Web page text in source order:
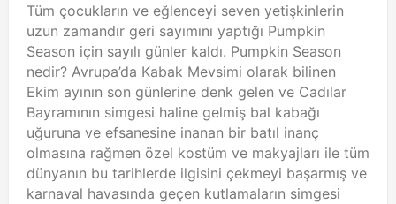
Tüm çocukların ve eğlenceyi seven yetişkinlerin
uzun zamandır geri sayımını yaptığı Pumpkin
Season için sayılı günler kaldı. Pumpkin Season
nedir? Avrupa’da Kabak Mevsimi olarak bilinen
Ekim ayının son günlerine denk gelen ve Cadılar
Bayramının simgesi haline gelmiş bal kabağı
uğuruna ve efsanesine inanan bir batıl inanç
olmasına rağmen özel kostüm ve makyajları ile tüm
dünyanın bu tarihlerde ilgisini çekmeyi başarmış ve
karnaval havasında geçen kutlamaların simgesi